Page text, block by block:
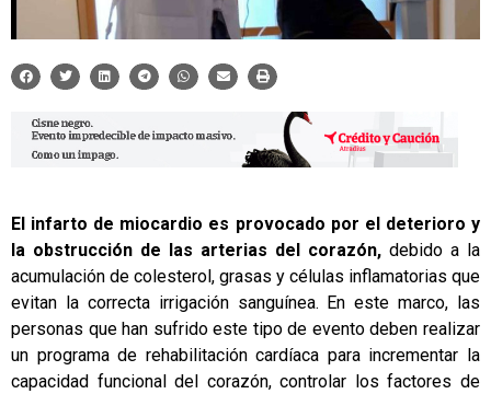
El infarto de miocardio es provocado por el deterioro y
la obstrucción de las arterias del corazón, debido a la
acumulación de colesterol, grasas y células inflamatorias que
evitan la correcta irrigación sanguínea. En este marco, las
personas que han sufrido este tipo de evento deben realizar
un programa de rehabilitación cardíaca para incrementar la
capacidad funcional del corazón, controlar los factores de